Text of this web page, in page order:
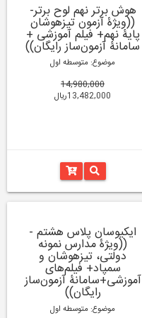
هوش برتر نهم لوح برتر-
((ویژۀ آزمون تیزهوشان
پایۀ نهم+ فیلم آموزشی +
سامانۀ آزمون‌ساز رایگان))
موضوع: متوسطه اول
14,980,000
13,482,000ریال
ایکیوسان پلاس هشتم -
((ویژۀ مدارس نمونه
دولتی، تیزهوشان و
سمپاد+ فیلم‌های
آموزشی+سامانۀ آزمون‌ساز
رایگان))
موضوع: متوسطه اول